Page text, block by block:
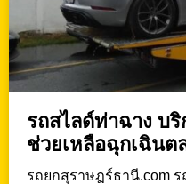
รถสไลด์ท่าฉาง บ
ช่วยเหลือฉุกเฉินต
รถยกสุราษฎร์ธานี.com